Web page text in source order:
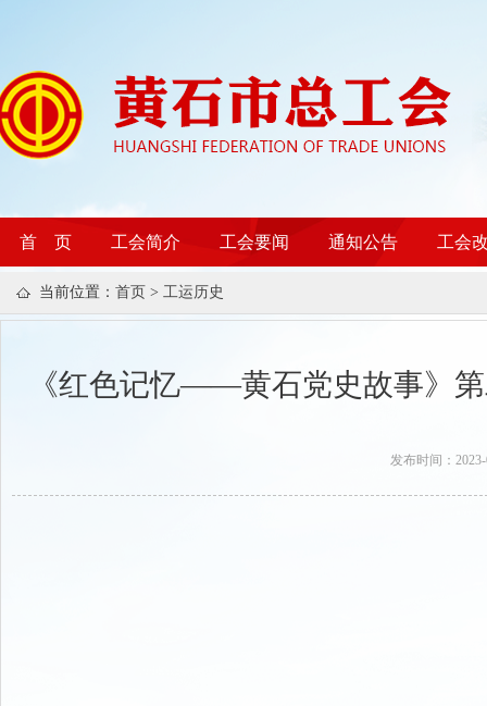
首 页 工会简介 工会要闻 通知公告 工会
当前位置： 首页 > 工运历史
《红色记忆——黄石党史故事》
发布时间：